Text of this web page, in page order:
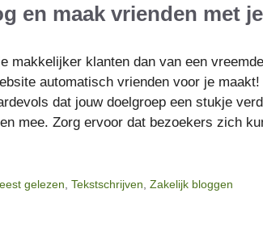
en maak vrienden met
makkelijker klanten dan van een
automatisch vrienden voor je
dat jouw doelgroep een stukje
mee. Zorg ervoor dat bezoekers zich
gelezen ,Tekstschrijven ,Zakelijk bloggen